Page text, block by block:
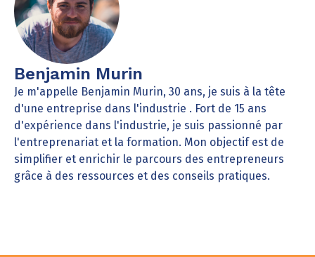
Benjamin Murin
Je m'appelle Benjamin Murin, 30 ans, je suis à la tête
d'une entreprise dans l'industrie . Fort de 15 ans
d'expérience dans l'industrie, je suis passionné par
l'entreprenariat et la formation. Mon objectif est de
simplifier et enrichir le parcours des entrepreneurs
grâce à des ressources et des conseils pratiques.